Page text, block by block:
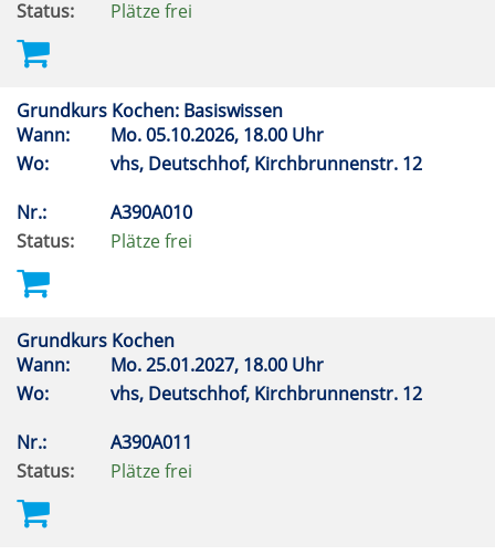
Status: Plätze frei
Grundkurs Kochen: Basiswissen
Wann:
Mo.05.10.2026, 18.00 Uhr
Wo:
vhs, Deutschhof, Kirchbrunnenstr. 12
Nr.:
A390A010
Status:
Plätze frei
Grundkurs Kochen
Wann:
Mo.25.01.2027, 18.00 Uhr
Wo:
vhs, Deutschhof, Kirchbrunnenstr. 12
Nr.:
A390A011
Status:
Plätze frei